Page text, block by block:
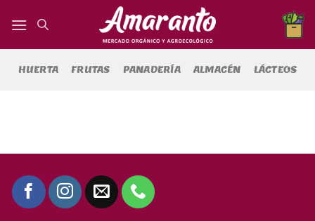
HUERTA FRUTAS PANADERÍA ALMACÉN LÁCTEOS